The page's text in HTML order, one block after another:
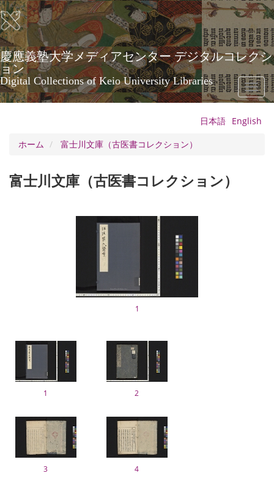
メ
イ
ン
コ
ン
テ
ン
ツ
に
慶應義塾大学メディアセンター デジタルコレクシ
ョン
Digital Collections of Keio University Libraries
Toggle
日本語 English
ホーム
富士川文庫（古医書コレクション）
富士川文庫（古医書コレクション）
1
1 2
3 4